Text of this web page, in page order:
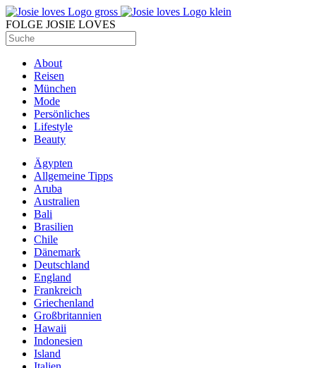
FOLGE JOSIE LOVES
About
Reisen
München
Mode
Persönliches
Lifestyle
Beauty
Ägypten
Allgemeine Tipps
Aruba
Australien
Bali
Brasilien
Chile
Dänemark
Deutschland
England
Frankreich
Griechenland
Großbritannien
Hawaii
Indonesien
Island